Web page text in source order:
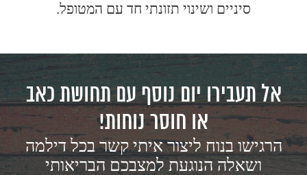
סיניים ושינוי תזונתי חד עם המטופל.
אל תעבירו יום נוסף עם תחושת כאב
או חוסר נוחות!
הרגישו בנוח ליצור איתי קשר בכל דילמה
ושאלה הנוגעת למצבכם הבריאותי